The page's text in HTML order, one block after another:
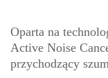
Oparta na
Active Noise
przychodzący